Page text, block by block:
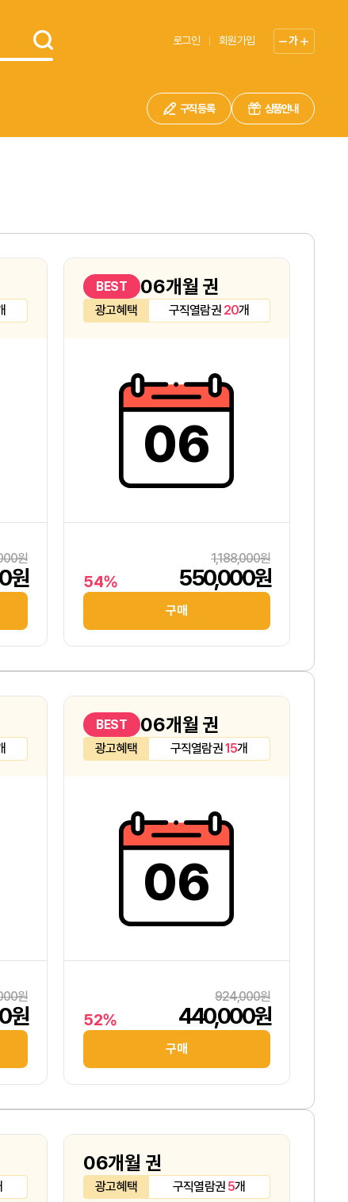
로그인 회원가입 가
구직 등록 상품안내
원
원
BEST 06개월 권
광고혜택 구직열람권 20개
06
1,188,000원
550,000원
54%
구매
원
원
BEST 06개월 권
광고혜택 구직열람권15개
06
924,000원
440,000원
52%
구매
06개월 권
광고혜택 구직열람권 5개